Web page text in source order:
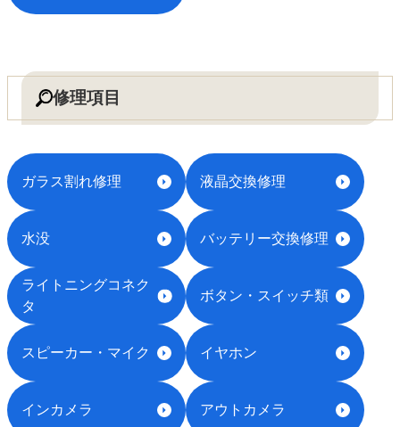
修理項目
ガラス割れ修理 液晶交換修理
水没 バッテリー交換修理
ライトニングコネク
タ
ボタン・スイッチ類
スピーカー・マイク イヤホン
インカメラ アウトカメラ